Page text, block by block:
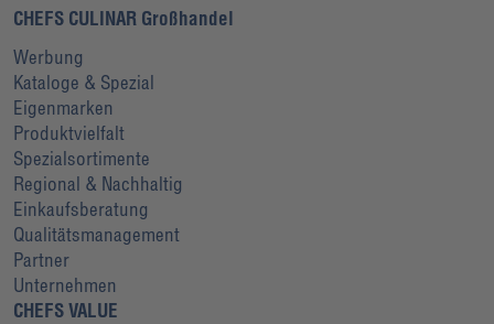
CHEFS CULINAR Großhandel
Werbung
Kataloge & Spezial
Eigenmarken
Produktvielfalt
Spezialsortimente
Regional & Nachhaltig
Einkaufsberatung
Qualitätsmanagement
Partner
Unternehmen
CHEFS VALUE